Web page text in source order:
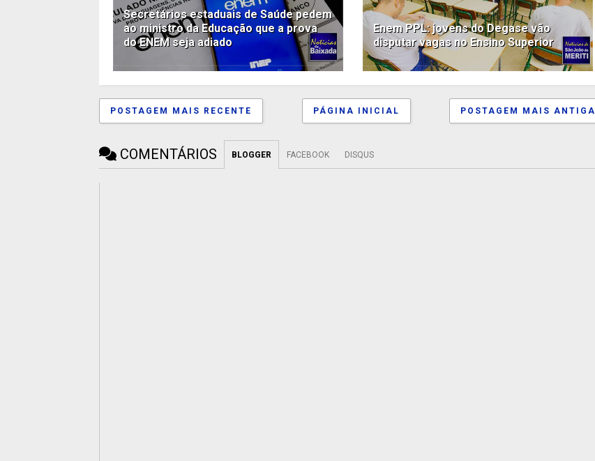
Secretários estaduais de Saúde pedem
ao ministro da Educação que a prova
do ENEM seja adiado
Enem PPL: jovens do Degase vão
disputar vagas no Ensino Superior
POSTAGEM MAIS RECENTE POSTAGEM MAIS ANTIGA
PÁGINA INICIAL
COMENTÁRIOS BLOGGER FACEBOOK DISQUS